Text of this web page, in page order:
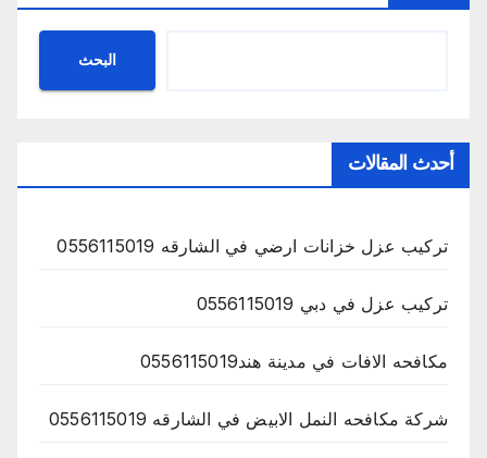
البحث
أحدث المقالات
تركيب عزل خزانات ارضي في الشارقه 0556115019
تركيب عزل في دبي 0556115019
مكافحه الافات في مدينة هند0556115019
شركة مكافحه النمل الابيض في الشارقه 0556115019